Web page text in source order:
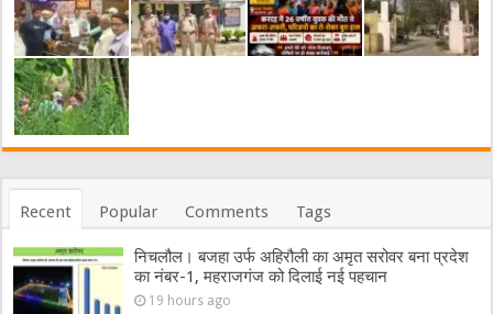
Recent Popular Comments Tags
निचलौल। बजहा उर्फ अहिरौली का अमृत सरोवर बना प्रदेश
का नंबर-1, महराजगंज को दिलाई नई पहचान
19 hours ago